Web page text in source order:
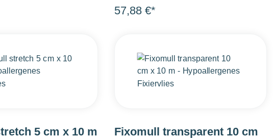
57,88 €*
5 cm x 10 m
Fixomull transparent 10 cm